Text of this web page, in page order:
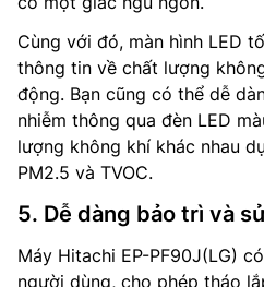
Cùng với đó, màn hình LED
thông tin về chất lượng
động. Bạn cũng có thể dễ
nhiễm thông qua đèn LED
lượng không khí khác nhau
PM2.5 và TVOC.
5. Dễ dàng bảo trì và
Máy Hitachi EP-PF90J(LG)
người dùng, cho phép tháo